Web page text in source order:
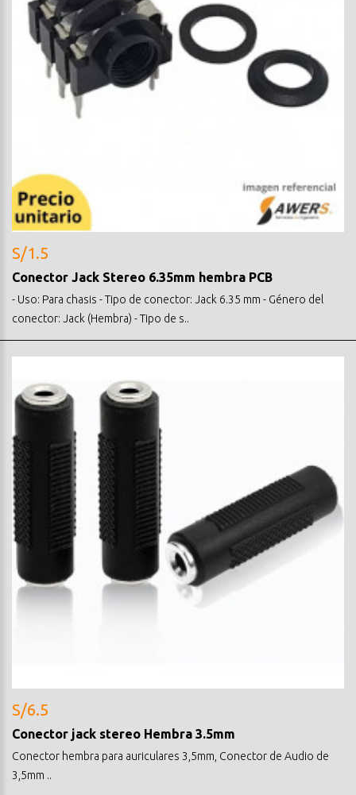
S/1.5
Conector Jack Stereo 6.35mm hembra PCB
- Uso: Para chasis - Tipo de conector: Jack 6.35 mm - Género del
conector: Jack (Hembra) - Tipo de s..
S/6.5
Conector jack stereo Hembra 3.5mm
Conector hembra para auriculares 3,5mm, Conector de Audio de
3,5mm ..